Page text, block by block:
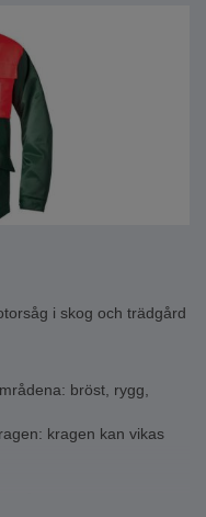
i skog och trädgård
bröst, rygg,
kragen kan vikas